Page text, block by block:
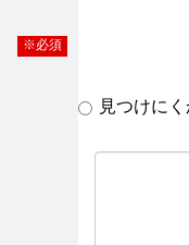
※必須
見つけに